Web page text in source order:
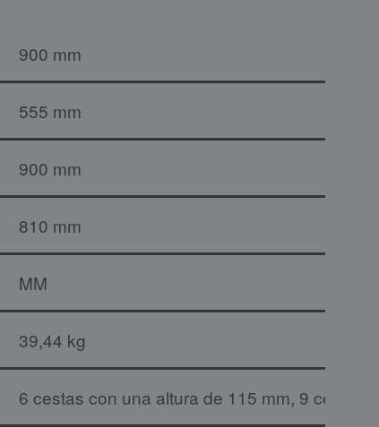
900 mm
555 mm
900 mm
810 mm
MM
39,44 kg
6 cestas con una altura de 115 mm, 9 cestas